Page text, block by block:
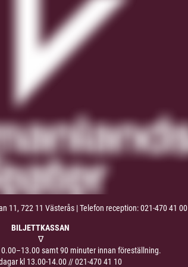
11, 722 11 Västerås | Telefon reception: 021-470 41 00
BILJETTKASSAN
∇
samt 90 minuter innan föreställning.
kl 13.00-14.00 //021-470 41 10